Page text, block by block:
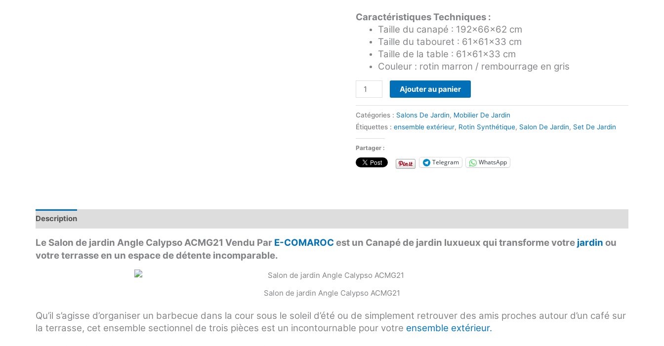
Caractéristiques Techniques :
Taille du canapé : 192x66x62 cm
Taille du tabouret : 61x61x33 cm
Taille de la table : 61x61x33 cm
Couleur : rotin marron / rembourrage en gris
Ajouter au panier
Catégories : Salons De Jardin, Mobilier De Jardin
Étiquettes : ensemble extérieur, Rotin Synthétique, Salon De Jardin, Set De Jardin
Partager :
Telegram WhatsApp
Description
Le Salon de jardin Angle Calypso ACMG21 Vendu Par E-COMAROC est un Canapé de jardin luxueux qui transforme votre jardin ou
votre terrasse en un espace de détente incomparable.
Salon de jardin Angle Calypso ACMG21
Qu’il s’agisse d’organiser un barbecue dans la cour sous le soleil d’été ou de simplement retrouver des amis proches autour d’un café sur
la terrasse, cet ensemble sectionnel de trois pièces est un incontournable pour votre ensemble extérieur.